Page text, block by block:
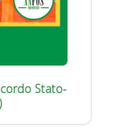
Stato-